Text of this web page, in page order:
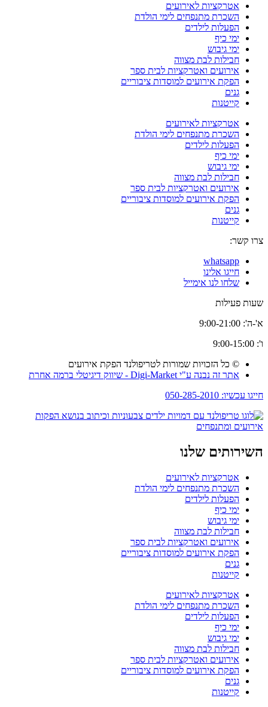
אטרקציות לאירועים
השכרת מתנפחים לימי הולדת
הפעלות לילדים
ימי כיף
ימי גיבוש
חבילות לבת מצווה
אירועים ואטרקציות לבית ספר
הפקת אירועים למוסדות ציבוריים
גנים
קייטנות
אטרקציות לאירועים
השכרת מתנפחים לימי הולדת
הפעלות לילדים
ימי כיף
ימי גיבוש
חבילות לבת מצווה
אירועים ואטרקציות לבית ספר
הפקת אירועים למוסדות ציבוריים
גנים
קייטנות
צרו קשר:
whatsapp
חייגו אלינו
שלחו לנו אימייל
שעות פעילות
א'-ה': 9:00-21:00
ו': 9:00-15:00
© כל הזכויות שמורות לטריפולנד הפקת אירועים
אתר זה נבנה ע"י Digi-Market - שיווק דיגיטלי ברמה אחרת
חייגו עכשיו: 050-285-2010
השירותים שלנו
אטרקציות לאירועים
השכרת מתנפחים לימי הולדת
הפעלות לילדים
ימי כיף
ימי גיבוש
חבילות לבת מצווה
אירועים ואטרקציות לבית ספר
הפקת אירועים למוסדות ציבוריים
גנים
קייטנות
אטרקציות לאירועים
השכרת מתנפחים לימי הולדת
הפעלות לילדים
ימי כיף
ימי גיבוש
חבילות לבת מצווה
אירועים ואטרקציות לבית ספר
הפקת אירועים למוסדות ציבוריים
גנים
קייטנות